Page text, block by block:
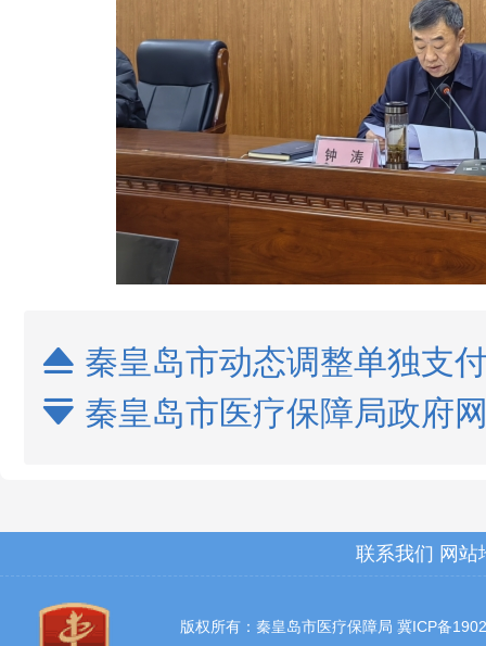
 秦皇岛市动态调整单独支
 秦皇岛市医疗保障局政府
联系我们 网站
版权所有：秦皇岛市医疗保障局 冀ICP备